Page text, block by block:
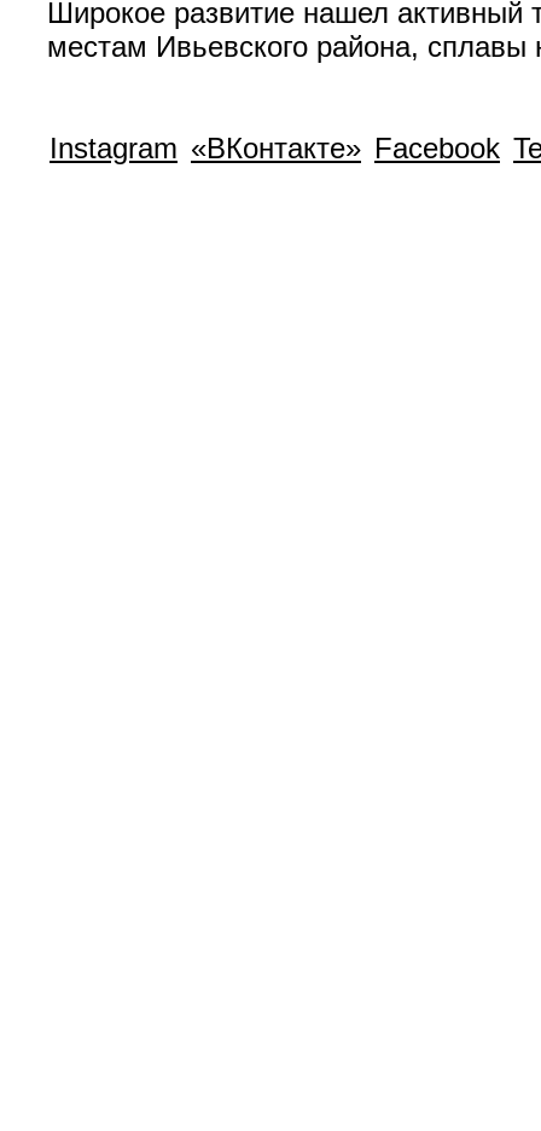
Широкое развитие нашел активный
местам Ивьевского района, сплавы
Instagram «ВКонтакте» Facebook